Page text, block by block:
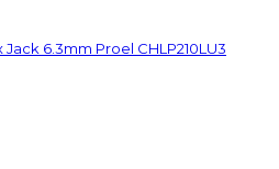
Jack 6.3mm Proel CHLP210LU3